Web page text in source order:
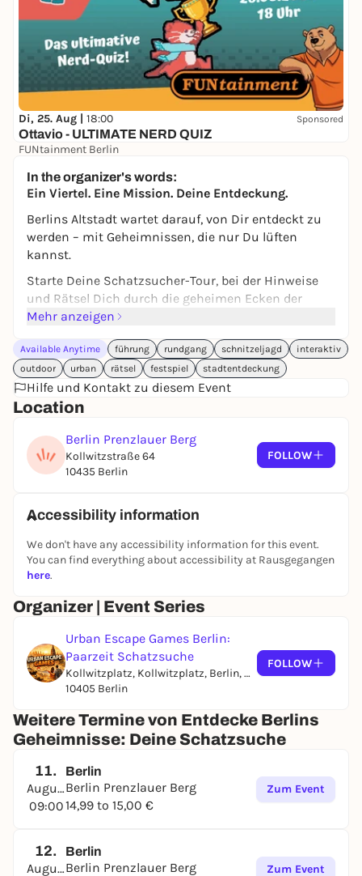
Di, 25. Aug | 18:00 Sponsored
Ottavio - ULTIMATE NERD QUIZ
FUNtainment Berlin
In the organizer's words:
Ein Viertel. Eine Mission. Deine Entdeckung.
Berlins Altstadt wartet darauf, von Dir entdeckt zu
werden – mit Geheimnissen, die nur Du lüften
kannst.
Starte Deine Schatzsucher-Tour, bei der Hinweise
und Rätsel Dich durch die geheimen Ecken der
Stadt führen. Einfach die App herunterladen, den
unkompliziert, ganz anders.
Geschichte neu erleben
Vergiss klassische Stadtführungen – hier geht es
um Deine ganz persönliche Entdeckungstour. Mit
einem Code bekommst Du Zugang zum Spiel und
tauchst tief in Berlins Vergangenheit ein. Mit jeder
gelösten Aufgabe und jedem Schritt erwacht die
Egal, ob Du zu zweit, im Team oder ganz allein
unterwegs bist – die Schatzsucher-Tour passt sich
Deinem Style an. Erlebe das Abenteuer im Team, tritt
im Duell gegeneinander an oder geh solo auf
Entdeckung. Berlin wird zum Spielfeld, das Du
eroberst.
Technologie trifft Abenteuerlust
Begib Dich auf eine spannende Reise, die
die verborgenen Geschichten hinter Berlins
Wahrzeichen. Die App ist Dein Kompass, und die
Rätseln, entdecken, eintauchen
Zeig, was Du drauf hast: Löse knifflige Rätsel,
weiterkommst? Kein Problem! Dein Host ist nur
eine Nachricht entfernt.
Mehr anzeigen
Available Anytime führung rundgang schnitzeljagd
interaktiv
outdoor
urban rätsel festspiel stadtentdeckung
Hilfe und Kontakt zu diesem Event
Location
Berlin Prenzlauer Berg
Kollwitzstraße 64
10435 Berlin
FOLLOW
Accessibility information
We don't have any accessibility information for this event.
You can find everything about accessibility at Rausgegangen
here.
Organizer | Event Series
Urban Escape Games Berlin:
Paarzeit Schatzsuche
Kollwitzplatz, Kollwitzplatz, Berlin, Germany
10405 Berlin
FOLLOW
Weitere Termine von Entdecke Berlins
Geheimnisse: Deine Schatzsuche
11.
August
09:00
Berlin
Berlin Prenzlauer Berg
14,99 to 15,00 €
Zum Event
12.
August
Berlin
Berlin Prenzlauer Berg
Zum Event